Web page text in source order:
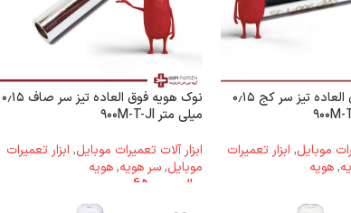
نوک هویه فوق العاده تیز سر کج ۰٫۱۵
موبایل, ابزار تعمیرات
,هویه
نوک هویه فوق العاده تیز سر صاف ۰٫۱۵
میلی متر ۹۰۰M-T-JI
ابزار آلات تعمیرات موبایل, ابزار تعمیرات
موبایل,سر هویه,هویه
ریال